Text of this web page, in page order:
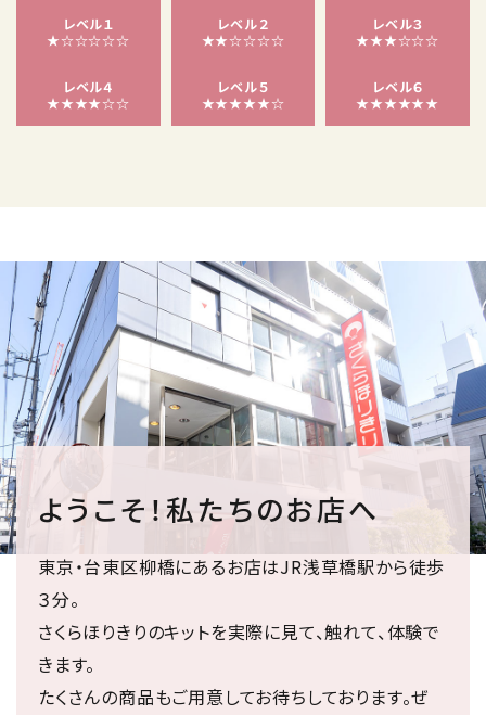
レベル１
★☆☆☆☆☆
レベル２
★★☆☆☆☆
レベル３
★★★☆☆☆
レベル４
★★★★☆☆
レベル５
★★★★★☆
レベル６
★★★★★★
ようこそ！私たちのお店へ
東京・台東区柳橋にあるお店はJR浅草橋駅から徒歩
３分。
さくらほりきりのキットを実際に見て、触れて、体験で
きます。
たくさんの商品もご用意してお待ちしております。ぜ